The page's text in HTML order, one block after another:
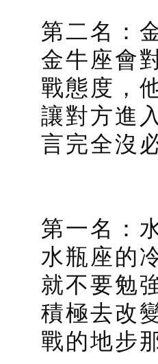
第二名：
金牛座會
戰態度，
讓對方進
言完全沒
第一名：
水瓶座的
就不要勉
積極去改
戰的地步